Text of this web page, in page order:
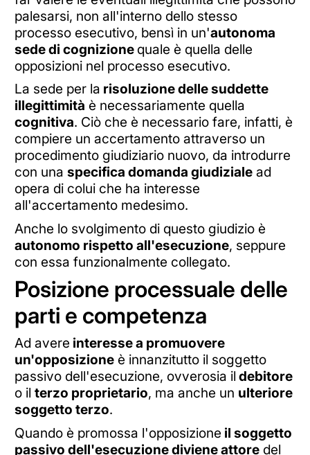
palesarsi, non all'interno dello stesso
processo esecutivo, bensì in un'autonoma
sede di cognizione quale è quella delle
opposizioni nel processo esecutivo.
La sede per la risoluzione delle suddette
illegittimità è necessariamente quella
cognitiva. Ciò che è necessario fare, infatti, è
compiere un accertamento attraverso un
procedimento giudiziario nuovo, da introdurre
con una specifica domanda giudizialead
opera di colui che ha interesse
all'accertamento medesimo.
Anche lo svolgimento di questo giudizio è
autonomo rispetto all'esecuzione, seppure
con essa funzionalmente collegato.
Posizione processuale delle
parti e competenza
Ad avere interesse a promuovere
un'opposizioneè innanzitutto il soggetto
passivo dell'esecuzione, ovverosia il debitore
o il terzo proprietario, ma anche un ulteriore
soggetto terzo.
Quando è promossa l'opposizione il soggetto
passivo dell'esecuzione diviene attoredel